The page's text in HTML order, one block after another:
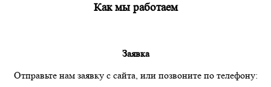
Как мы работаем
Заявка
Отправьте нам заявку с сайта, или позвоните по телефону: